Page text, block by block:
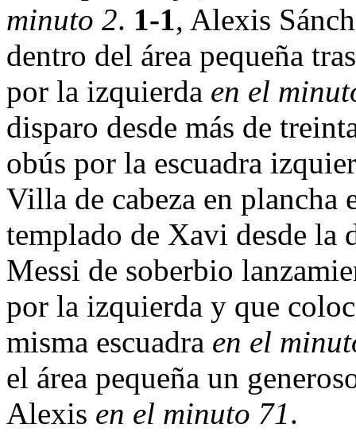
minuto 2. 1-1, Alexis
dentro del área pequeña
por la izquierda en el
disparo desde más de
obús por la escuadra
Villa de cabeza en plancha
templado de Xavi desde la
Messi de soberbio
por la izquierda y que
misma escuadra en el
el área pequeña un
Alexis en el minuto 71.